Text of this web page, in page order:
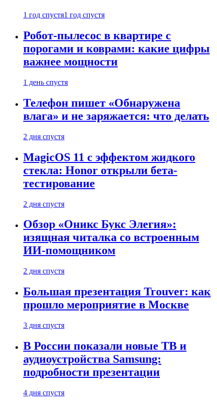
1 год спустя1 год спустя
Робот-пылесос в квартире с
порогами и коврами: какие цифры
важнее мощности
1 день спустя
Телефон пишет «Обнаружена
влага» и не заряжается: что делать
2 дня спустя
MagicOS 11 с эффектом жидкого
стекла: Honor открыли бета-
тестирование
2 дня спустя
Обзор «Оникс Букс Элегия»:
изящная читалка со встроенным
ИИ-помощником
2 дня спустя
Большая презентация Trouver: как
прошло мероприятие в Москве
3 дня спустя
В России показали новые ТВ и
аудиоустройства Samsung:
подробности презентации
4 дня спустя